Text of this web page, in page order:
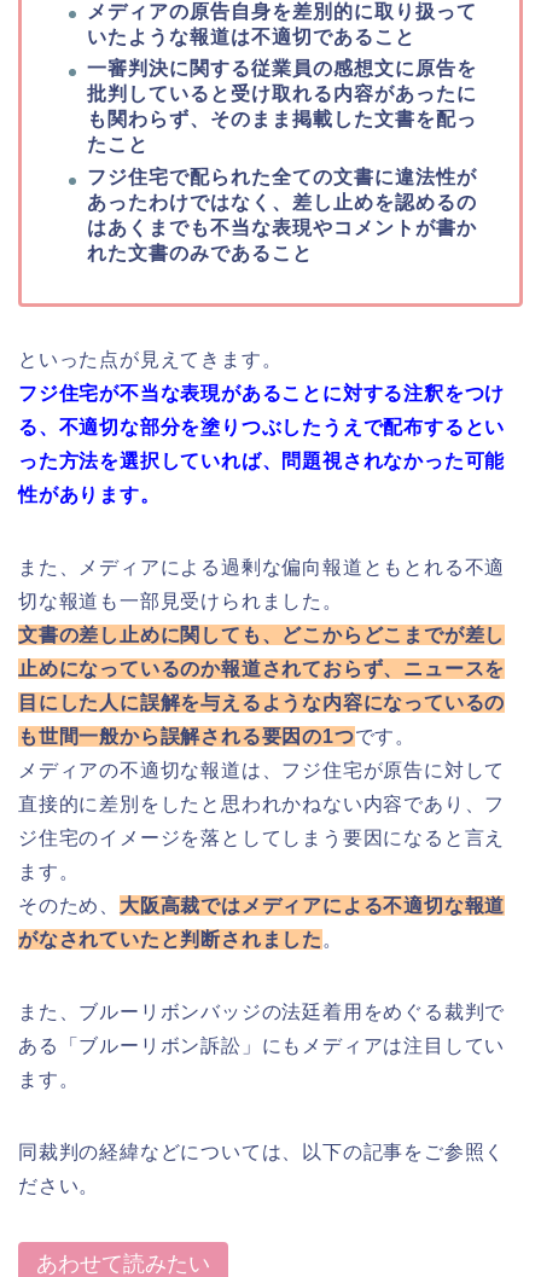
メディアの原告自身を差別的に取り扱って
いたような報道は不適切であること
一審判決に関する従業員の感想文に原告を
批判していると受け取れる内容があったに
も関わらず、そのまま掲載した文書を配っ
たこと
フジ住宅で配られた全ての文書に違法性が
あったわけではなく、差し止めを認めるの
はあくまでも不当な表現やコメントが書か
れた文書のみであること
といった点が見えてきます。
フジ住宅が不当な表現があることに対する注釈をつけ
る、不適切な部分を塗りつぶしたうえで配布するとい
った方法を選択していれば、問題視されなかった可能
性があります。
また、メディアによる過剰な偏向報道ともとれる不適
切な報道も一部見受けられました。
文書の差し止めに関しても、どこからどこまでが差し
止めになっているのか報道されておらず、ニュースを
目にした人に誤解を与えるような内容になっているの
も世間一般から誤解される要因の1つです。
メディアの不適切な報道は、フジ住宅が原告に対して
直接的に差別をしたと思われかねない内容であり、フ
ジ住宅のイメージを落としてしまう要因になると言え
ます。
そのため、 大阪高裁ではメディアによる不適切な報道
がなされていたと判断されました 。
また、ブルーリボンバッジの法廷着用をめぐる裁判で
ある「ブルーリボン訴訟」にもメディアは注目してい
ます。
同裁判の経緯などについては、以下の記事をご参照く
ださい。
あわせて読みたい